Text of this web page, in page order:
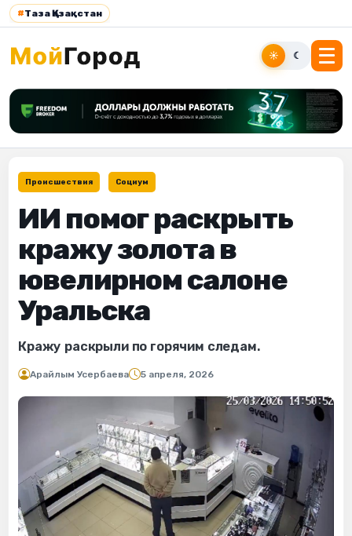
#Таза Қазақстан
☀ ☾
Происшествия Социум
ИИ помог раскрыть
кражу золота в
ювелирном салоне
Уральска
Кражу раскрыли по горячим следам.
Арайлым Усербаева 5 апреля, 2026